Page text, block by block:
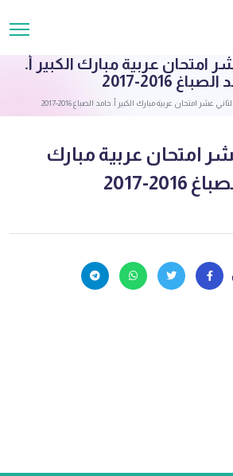
امتحان عربية مبارك الكبير أ.
2016-2017
عشر امتحان عربية مبارك الكبير أ. حامد الصباغ 2016-2017
امتحان عربية مبارك
2017